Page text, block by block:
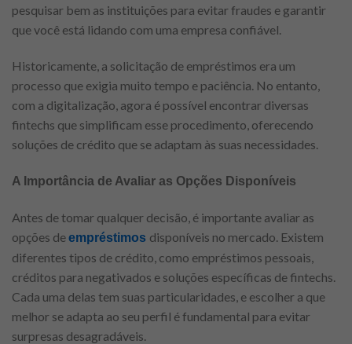
pesquisar bem as instituições para evitar fraudes e garantir
que você está lidando com uma empresa confiável.
Historicamente, a solicitação de empréstimos era um
processo que exigia muito tempo e paciência. No entanto,
com a digitalização, agora é possível encontrar diversas
fintechs que simplificam esse procedimento, oferecendo
soluções de crédito que se adaptam às suas necessidades.
A Importância de Avaliar as Opções Disponíveis
Antes de tomar qualquer decisão, é importante avaliar as
opções deempréstimos disponíveis no mercado. Existem
diferentes tipos de crédito, como empréstimos pessoais,
créditos para negativados e soluções específicas de fintechs.
Cada uma delas tem suas particularidades, e escolher a que
melhor se adapta ao seu perfil é fundamental para evitar
surpresas desagradáveis.